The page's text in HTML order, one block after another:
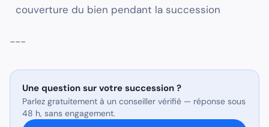
couverture du bien pendant la succession
---
Une question sur votre succession ?
Parlez gratuitement à un conseiller vérifié — réponse sous
48 h, sans engagement.